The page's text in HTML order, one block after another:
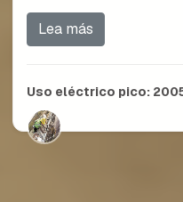
Lea más
Uso eléctrico pico: